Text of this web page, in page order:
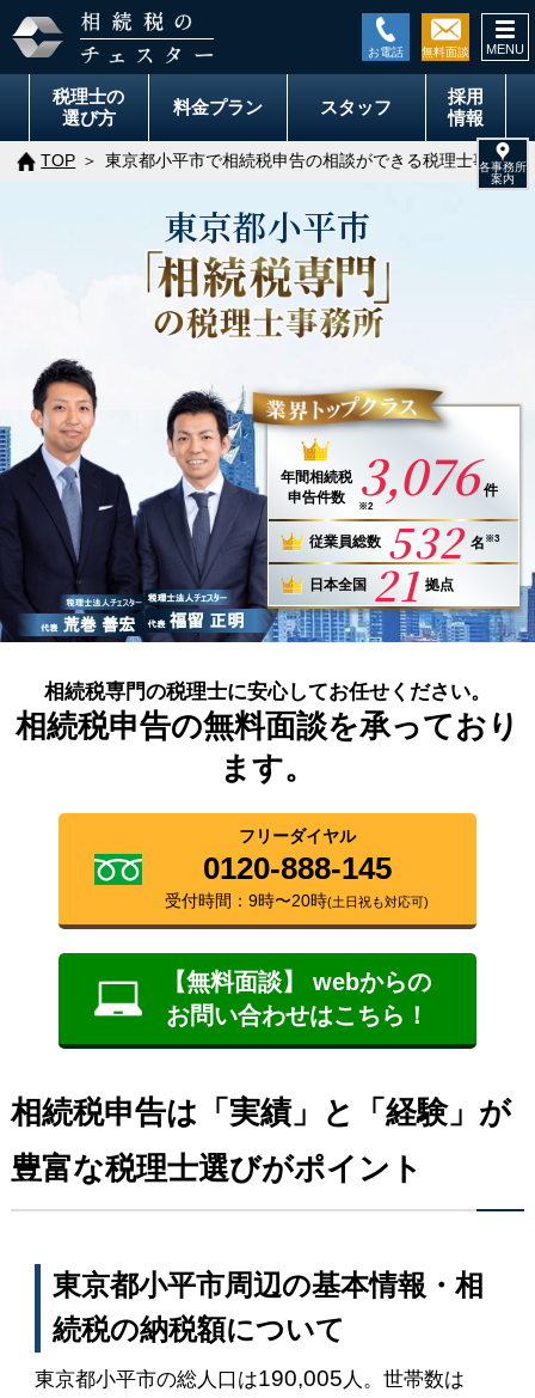
税理士の
選び方
料金プラン スタッフ
採用
情報
TOP 東京都小平市で相続税申告の相談ができる税理士事務所
東京都小平市
年間相続税
申告件数
3,076 件
※2
従業員総数 532 名 ※3
日本全国 21 拠点
相続税専門の税理士に安心してお任せください。
相続税申告の無料面談を承っており
ます。
フリーダイヤル
0120-888-145
受付時間：9時〜20時(土日祝も対応可)
【無料面談】 webからの
お問い合わせはこちら！
相続税申告は「実績」と「経験」が
豊富な税理士選びがポイント
東京都小平市周辺の基本情報・相
続税の納税額について
東京都小平市の総人口は190,005 人。世帯数は